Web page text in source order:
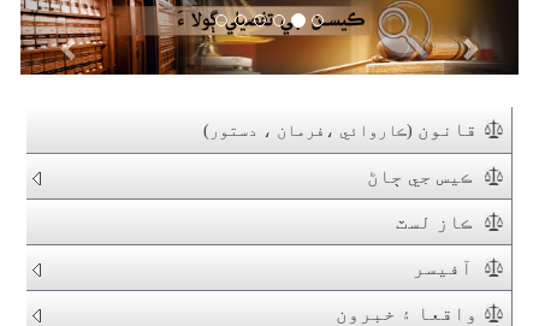
قانون (ڪاروائي ،فرمان ، دستور)
ڪيس جي ڄاڻ
ڪاز لسٽ
آفيسر
واقعا ۽ خبرون